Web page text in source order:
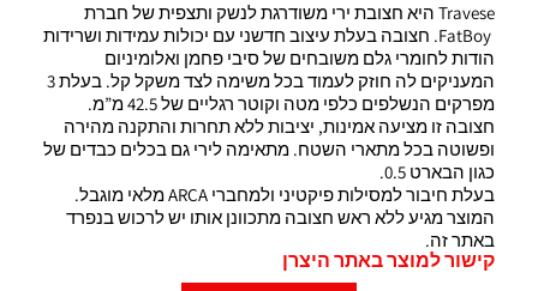
Travese היא חצובת ירי משודרגת לנשק ותצפית של חברת
FatBoy. חצובה בעלת עיצוב חדשני עם יכולות עמידות ושרידות
הודות לחומרי גלם משובחים של סיבי פחמן ואלומיניום
המעניקים לה חוזק לעמוד בכל משימה לצד משקל קל. בעלת 3
מפרקים הנשלפים כלפי מטה וקוטר רגליים של 42.5 מ”מ.
חצובה זו מציעה אמינות, יציבות ללא תחרות והתקנה מהירה
ופשוטה בכל מתארי השטח. מתאימה לירי גם בכלים כבדים של
כגון הבארט 0.5.
בעלת חיבור למסילות פיקטיני ולמחברי ARCA מלאי מוגבל.
המוצר מגיע ללא ראש חצובה מתכוונן אותו יש לרכוש בנפרד
באתר זה.
קישור למוצר באתר היצרן